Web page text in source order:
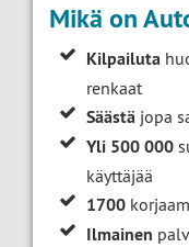
Mikä on
Kilpailuta
renkaat
Säästä jopa
Yli 500 000
käyttäjää
1700
Ilmainen